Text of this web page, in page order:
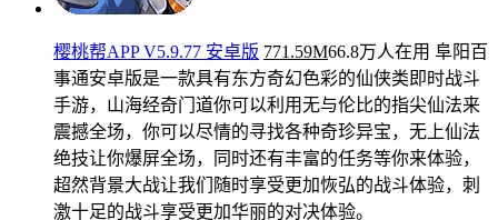
樱桃帮APP V5.9.77 安卓版 771.59M66.8万人在用 阜阳百
事通安卓版是一款具有东方奇幻色彩的仙侠类即时战斗
手游，山海经奇门道你可以利用无与伦比的指尖仙法来
震撼全场，你可以尽情的寻找各种奇珍异宝，无上仙法
绝技让你爆屏全场，同时还有丰富的任务等你来体验，
超然背景大战让我们随时享受更加恢弘的战斗体验，刺
激十足的战斗享受更加华丽的对决体验。